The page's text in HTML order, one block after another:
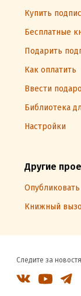
Купить
Бесплатные
Подарить
Как оплатить
Ввести
Библиотека
Настройки
Другие
Книжный
Следите за